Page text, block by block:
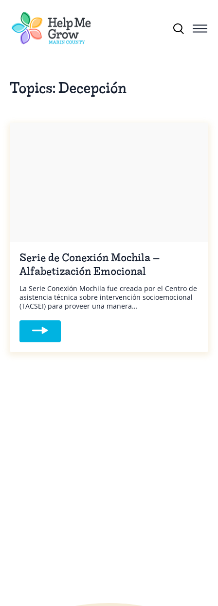
Search for:
Topics: Decepción
Serie de Conexión Mochila –
Alfabetización Emocional
La Serie Conexión Mochila fue creada por el Centro de
asistencia técnica sobre intervención socioemocional
(TACSEI) para proveer una manera…
Read more about Serie de Conexión